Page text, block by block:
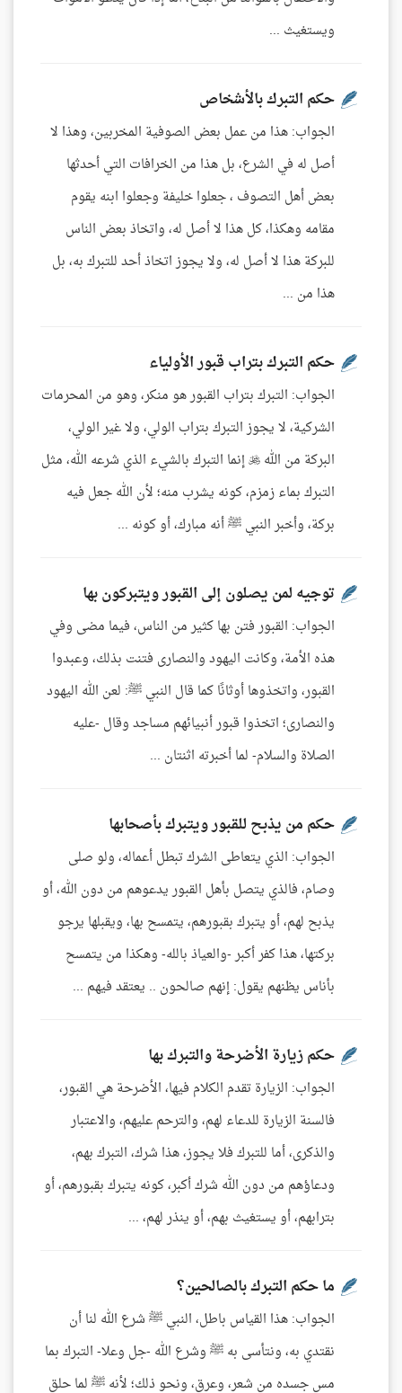
ويستغيث ...
حكم التبرك بالأشخاص
الجواب: هذا من عمل بعض الصوفية المخربين، وهذا لا
أصل له في الشرع، بل هذا من الخرافات التي أحدثها
بعض أهل التصوف ، جعلوا خليفة وجعلوا ابنه يقوم
مقامه وهكذا، كل هذا لا أصل له، واتخاذ بعض الناس
للبركة هذا لا أصل له، ولا يجوز اتخاذ أحد للتبرك به، بل
هذا من ...
حكم التبرك بتراب قبور الأولياء
الجواب: التبرك بتراب القبور هو منكر، وهو من المحرمات
الشركية، لا يجوز التبرك بتراب الولي، ولا غير الولي،
البركة من الله  إنما التبرك بالشيء الذي شرعه الله، مثل
التبرك بماء زمزم، كونه يشرب منه؛ لأن الله جعل فيه
بركة، وأخبر النبي ﷺ أنه مبارك، أو كونه ...
توجيه لمن يصلون إلى القبور ويتبركون بها
الجواب: القبور فتن بها كثير من الناس، فيما مضى وفي
هذه الأمة، وكانت اليهود والنصارى فتنت بذلك، وعبدوا
القبور، واتخذوها أوثانًا كما قال النبي ﷺ: لعن الله اليهود
والنصارى؛ اتخذوا قبور أنبيائهم مساجد وقال -عليه
الصلاة والسلام- لما أخبرته اثنتان ...
حكم من يذبح للقبور ويتبرك بأصحابها
الجواب: الذي يتعاطى الشرك تبطل أعماله، ولو صلى
وصام، فالذي يتصل بأهل القبور يدعوهم من دون الله، أو
يذبح لهم، أو يتبرك بقبورهم، يتمسح بها، ويقبلها يرجو
بركتها، هذا كفر أكبر -والعياذ بالله- وهكذا من يتمسح
بأناس يظنهم يقول: إنهم صالحون .. يعتقد فيهم ...
حكم زيارة الأضرحة والتبرك بها
الجواب: الزيارة تقدم الكلام فيها، الأضرحة هي القبور،
فالسنة الزيارة للدعاء لهم، والترحم عليهم، والاعتبار
والذكرى، أما للتبرك فلا يجوز، هذا شرك، التبرك بهم،
ودعاؤهم من دون الله شرك أكبر، كونه يتبرك بقبورهم، أو
بترابهم، أو يستغيث بهم، أو ينذر لهم، ...
ما حكم التبرك بالصالحين؟
الجواب: هذا القياس باطل، النبي ﷺ شرع الله لنا أن
نقتدي به، ونتأسى به ﷺ وشرع الله -جل وعلا- التبرك بما
مس جسده من شعر، وعرق، ونحو ذلك؛ لأنه ﷺ لما حلق